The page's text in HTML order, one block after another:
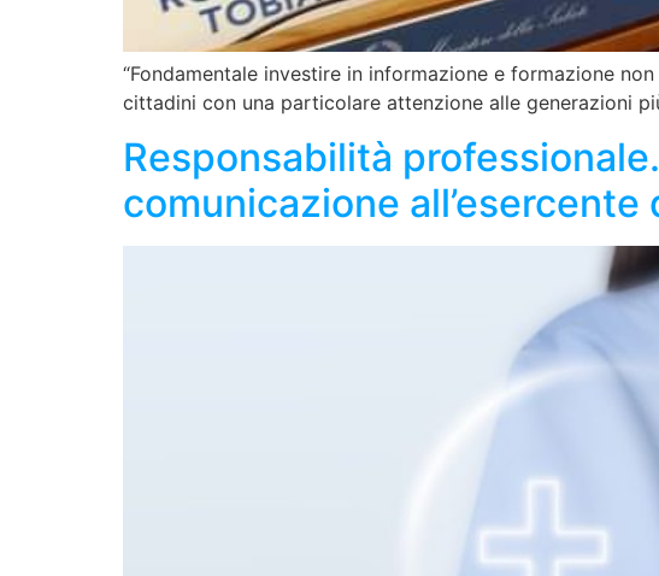
“Fondamentale investire in informazione e formazione
cittadini con una particolare attenzione alle generazioni
Responsabilità
comunicazione